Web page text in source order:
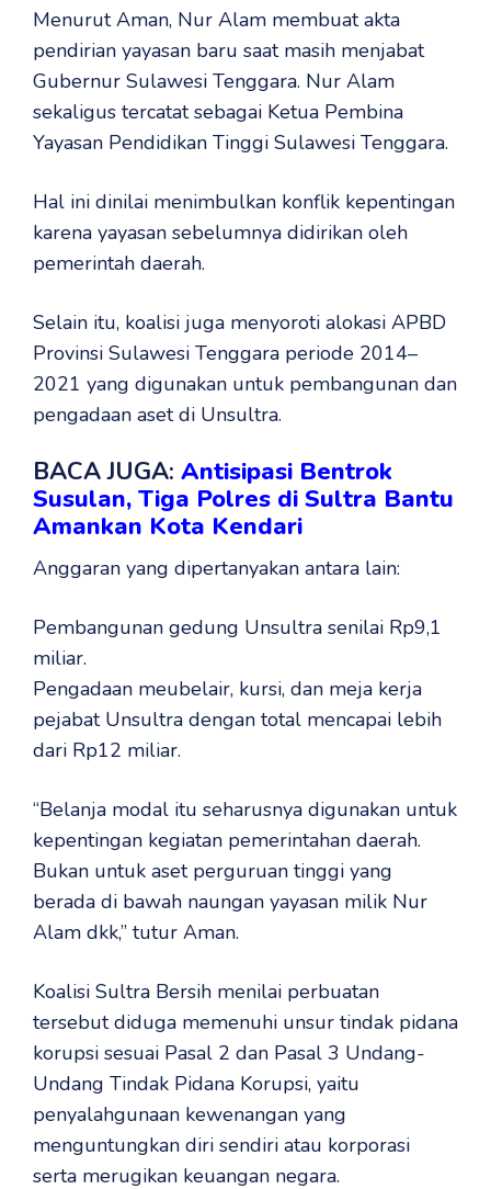
Menurut Aman, Nur Alam membuat akta
pendirian yayasan baru saat masih menjabat
Gubernur Sulawesi Tenggara. Nur Alam
sekaligus tercatat sebagai Ketua Pembina
Yayasan Pendidikan Tinggi Sulawesi Tenggara.
Hal ini dinilai menimbulkan konflik kepentingan
karena yayasan sebelumnya didirikan oleh
pemerintah daerah.
Selain itu, koalisi juga menyoroti alokasi APBD
Provinsi Sulawesi Tenggara periode 2014–
2021 yang digunakan untuk pembangunan dan
pengadaan aset di Unsultra.
BACA JUGA: Antisipasi Bentrok
Susulan, Tiga Polres di Sultra Bantu
Amankan Kota Kendari
Anggaran yang dipertanyakan antara lain:
Pembangunan gedung Unsultra senilai Rp9,1
miliar.
Pengadaan meubelair, kursi, dan meja kerja
pejabat Unsultra dengan total mencapai lebih
dari Rp12 miliar.
“Belanja modal itu seharusnya digunakan untuk
kepentingan kegiatan pemerintahan daerah.
Bukan untuk aset perguruan tinggi yang
berada di bawah naungan yayasan milik Nur
Alam dkk,” tutur Aman.
Koalisi Sultra Bersih menilai perbuatan
tersebut diduga memenuhi unsur tindak pidana
korupsi sesuai Pasal 2 dan Pasal 3 Undang-
Undang Tindak Pidana Korupsi, yaitu
penyalahgunaan kewenangan yang
menguntungkan diri sendiri atau korporasi
serta merugikan keuangan negara.